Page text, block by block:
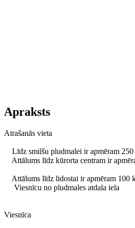
Apraksts
Atrašanās vieta
Līdz smilšu pludmalei ir apmēram 250
Attālums līdz kūrorta centram ir
Attālums līdz lidostai ir apmēram 100
Viesnīcu no pludmales atdala iela
Viesnīca